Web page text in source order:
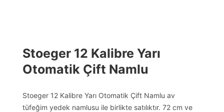
Stoeger 12 Kalibre Yarı
Otomatik Çift Namlu
Stoeger 12 Kalibre Yarı Otomatik Çift Namlu av
tüfeğim yedek namlusu ile birlikte satılıktır. 72 cm ve